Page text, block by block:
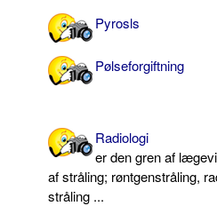
Pyrosls
Pølseforgiftning
Radiologi
er den gren af
af stråling; røntgenstråling,
stråling ...